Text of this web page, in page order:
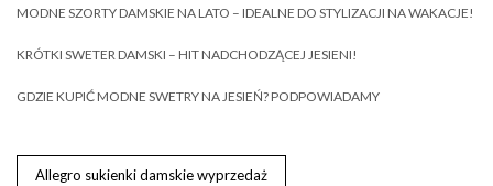
MODNE SZORTY DAMSKIE NA LATO – IDEALNE DO STYLIZACJI NA WAKACJE!
KRÓTKI SWETER DAMSKI – HIT NADCHODZĄCEJ JESIENI!
GDZIE KUPIĆ MODNE SWETRY NA JESIEŃ? PODPOWIADAMY
Allegro sukienki damskie wyprzedaż